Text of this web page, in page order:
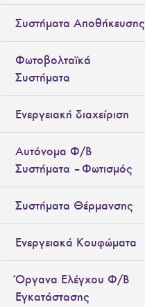
Συστήματα Αποθήκευσης
Φωτοβολταϊκά
Συστήματα
Ενεργειακή διαχείριση
Αυτόνομα Φ/Β
Συστήματα – Φωτισμός
Συστήματα Θέρμανσης
Ενεργειακά Κουφώματα
Όργανα Ελέγχου Φ/Β
Εγκατάστασης